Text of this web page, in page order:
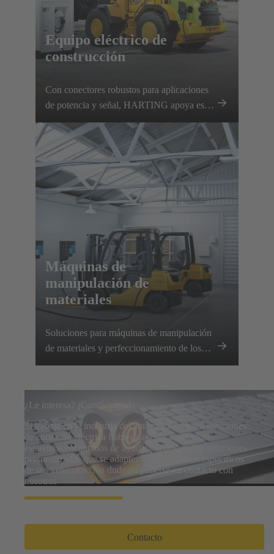
Equipo eléctrico de
construcción
Con conectores robustos para aplicaciones
de potencia y señal, HARTING apoya este
desarrollo y contribuye a la
descarbonización del sector de la
maquinaria de construcción.
Máquinas de
manipulación de
materiales
Soluciones para máquinas de manipulación
de materiales y perfeccionamiento de los
sistemas de carga inteligentes
¿Le interesa? ¡Contáctenos!
Si trabaja en la industria del automóvil y busca soluciones
de conexión eléctrica fiables para sus productos,
estaremos encantados de ayudarle a desarrollar soluciones
personalizadas que se adapten a los requisitos específicos
de sus vehículos. No dude en ponerse en contacto con
nosotros
Contacto